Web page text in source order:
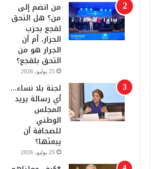
من انضم إلى
من؟ هل التحق
لقجع بحزب
الجرار، أم أن
الجرار هو من
التحق بلقجع؟
25 يوليو، 2026
لجنة بلا نساء…
أي رسالة يريد
المجلس
الوطني
للصحافة أن
يبعثها؟
25 يوليو، 2026